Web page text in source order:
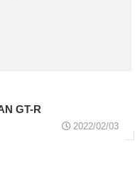
GT-R
2022/02/03